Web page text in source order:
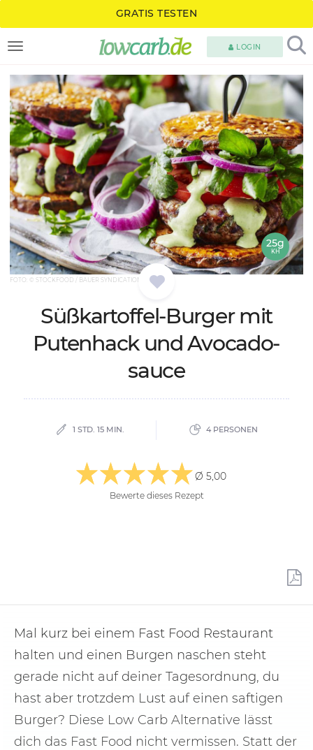
GRATIS TESTEN
TOGGLE NAVIGATION LOGIN
FOTO: © STOCKFOOD / BAUER SYNDICATION
25g
KH
Süß­­ka­r­tof­­fel-Bur­­ger mit
Pu­ten­hack und Avo­­ca­­do­
sau­­ce
1 STD. 15 MIN. 4 PERSONEN
Ø 5,00
Bewerte dieses Rezept
Mal kurz bei einem Fast Food Restaurant
halten und einen Burgen naschen steht
gerade nicht auf deiner Tagesordnung, du
hast aber trotzdem Lust auf einen saftigen
Burger? Diese Low Carb Alternative lässt
dich das Fast Food nicht vermissen. Statt der